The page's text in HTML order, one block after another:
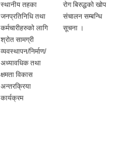
स्थानीय तहका
जनप्रतिनिधि तथा
कर्मचारीहरुको लागि
श्रोत सामग्री
व्यवस्थापन/निर्माण/
अध्यावधिक तथा
क्षमता विकास
अन्तरक्रिया
कार्यक्रम
रोग बिरुद्धको खोप
संचालन सम्बन्धि
सूचना ।